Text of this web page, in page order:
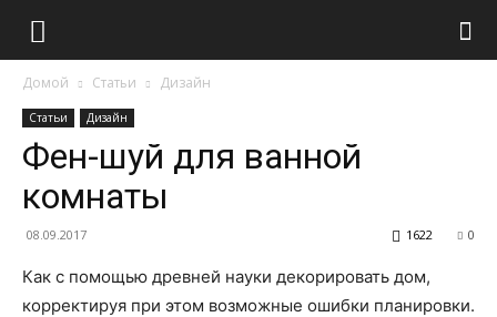
Домой Статьи Дизайн
Статьи Дизайн
Фен-шуй для ванной
комнаты
08.09.2017 0
1622
Как с помощью древней науки декорировать дом,
корректируя при этом возможные ошибки планировки.